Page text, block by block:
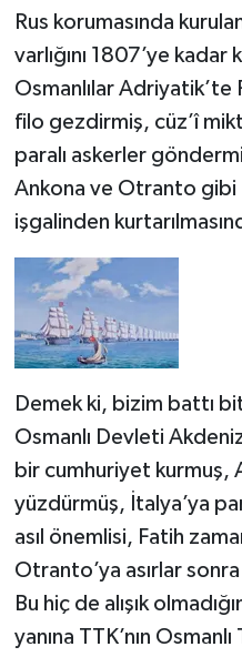
Rus korumasında
varlığını 1807’ye kadar
Osmanlılar Adriyatik’te
filo gezdirmiş, cüz’î
paralı askerler
Ankona ve Otranto gibi
işgalinden
Demek ki, bizim battı
Osmanlı Devleti
bir cumhuriyet kurmuş,
yüzdürmüş, İtalya’ya
asıl önemlisi, Fatih
Otranto’ya asırlar
Bu hiç de alışık
yanına TTK’nın